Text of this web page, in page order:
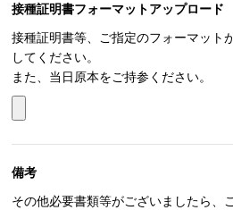
接種証明書フォーマットアップロード
接種証明書等、ご指定のフォーマット
してください。
また、当日原本をご持参ください。
備考
その他必要書類等がございましたら、